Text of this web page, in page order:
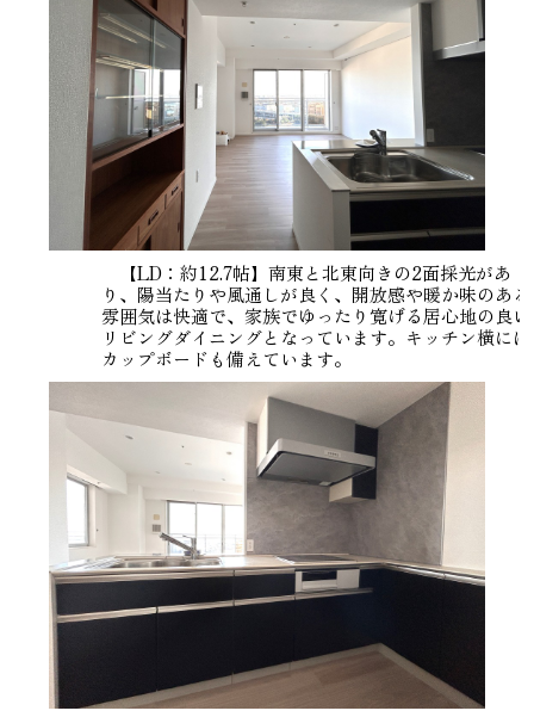
【LD：約12.7帖】南東と北東向きの2面採光があ
り、陽当たりや風通しが良く、開放感や暖か味のある
雰囲気は快適で、家族でゆったり寛げる居心地の良い
リビングダイニングとなっています。キッチン横には
カップボードも備えています。